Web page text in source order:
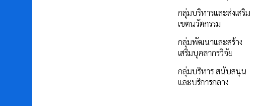
กลุ่มบริหารและส่งเสริม
เขตนวัตกรรม
กลุ่มพัฒนาและสร้าง
เสริมบุคลากรวิจัย
กลุ่มบริหาร สนับสนุน
และบริการกลาง